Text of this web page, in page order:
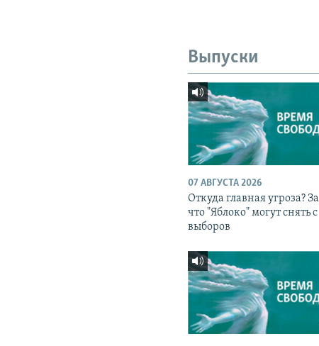
Выпуски
07 АВГУСТА 2026
Откуда главная угроза? За
что "Яблоко" могут снять с
выборов